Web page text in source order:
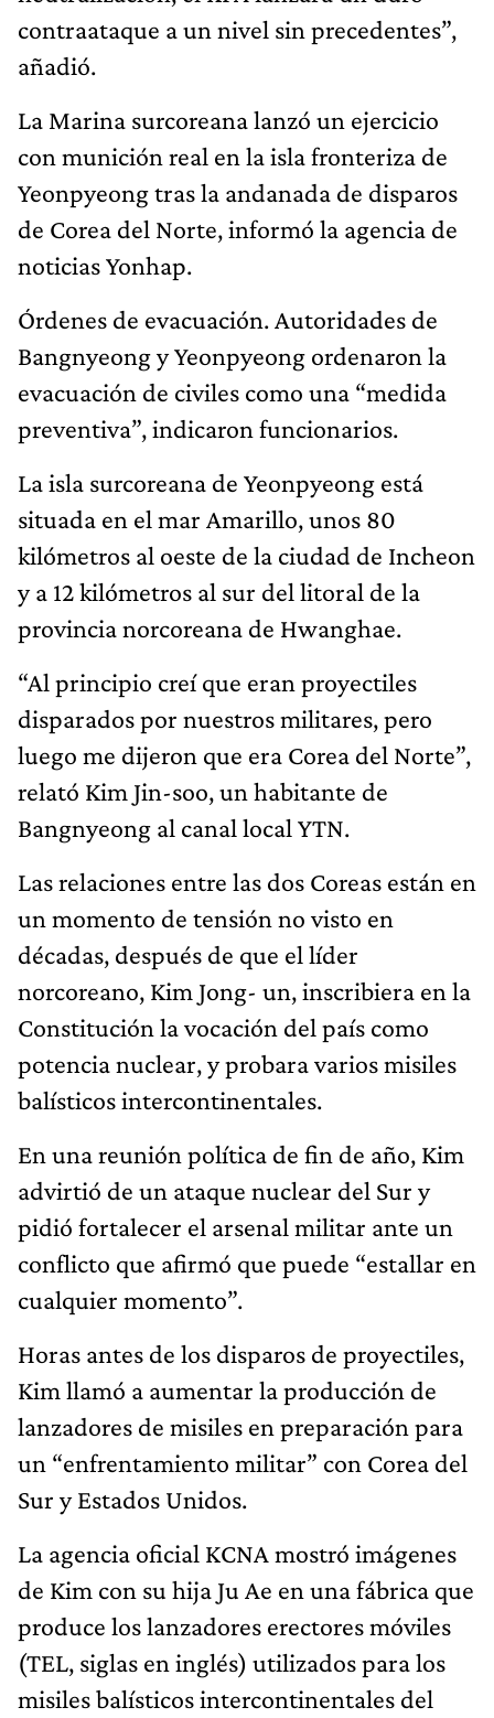
contraataque a un nivel sin precedentes”,
añadió.
La Marina surcoreana lanzó un ejercicio
con munición real en la isla fronteriza de
Yeonpyeong tras la andanada de disparos
de Corea del Norte, informó la agencia de
noticias Yonhap.
Órdenes de evacuación. Autoridades de
Bangnyeong y Yeonpyeong ordenaron la
evacuación de civiles como una “medida
preventiva”, indicaron funcionarios.
La isla surcoreana de Yeonpyeong está
situada en el mar Amarillo, unos 80
kilómetros al oeste de la ciudad de Incheon
y a 12 kilómetros al sur del litoral de la
provincia norcoreana de Hwanghae.
“Al principio creí que eran proyectiles
disparados por nuestros militares, pero
luego me dijeron que era Corea del Norte”,
relató Kim Jin-soo, un habitante de
Bangnyeong al canal local YTN.
Las relaciones entre las dos Coreas están en
un momento de tensión no visto en
décadas, después de que el líder
norcoreano, Kim Jong- un, inscribiera en la
Constitución la vocación del país como
potencia nuclear, y probara varios misiles
balísticos intercontinentales.
En una reunión política de fin de año, Kim
advirtió de un ataque nuclear del Sur y
pidió fortalecer el arsenal militar ante un
conflicto que afirmó que puede “estallar en
cualquier momento”.
Horas antes de los disparos de proyectiles,
Kim llamó a aumentar la producción de
lanzadores de misiles en preparación para
un “enfrentamiento militar” con Corea del
Sur y Estados Unidos.
La agencia oficial KCNA mostró imágenes
de Kim con su hija Ju Ae en una fábrica que
produce los lanzadores erectores móviles
(TEL, siglas en inglés) utilizados para los
misiles balísticos intercontinentales del